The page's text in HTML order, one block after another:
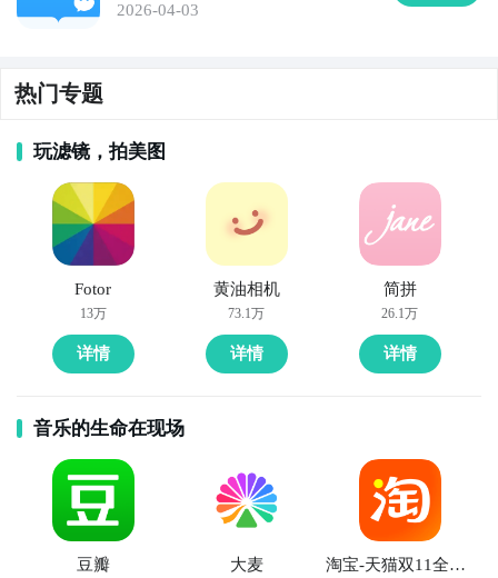
2026-04-03
热门专题
玩滤镜，拍美图
Fotor
13万
详情
黄油相机
73.1万
详情
简拼
26.1万
详情
音乐的生命在现场
豆瓣 大麦 淘宝-天猫双11全球狂欢季